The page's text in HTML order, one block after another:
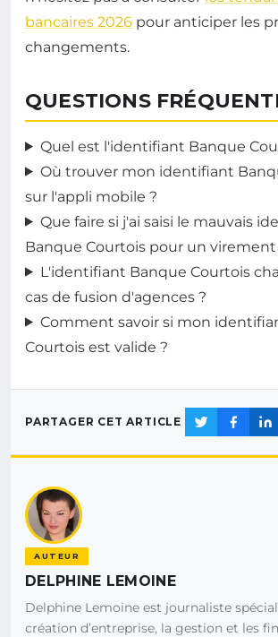
bancaires 2026 pour anticiper les
changements.
QUESTIONS
Quel est l'identifiant Banque
Où trouver mon identifiant
sur l'appli mobile ?
Que faire si j'ai saisi le mauvais
Banque Courtois pour un virement
L'identifiant Banque Courtois
cas de fusion d'agences ?
Comment savoir si mon
Courtois est valide ?
PARTAGER CET ARTICLE
AUTEUR
DELPHINE LEMOINE
Delphine Lemoine est journaliste
création d’entreprise, la gestion et les